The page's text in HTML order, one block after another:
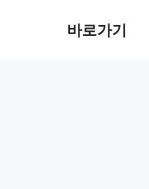
바로가기